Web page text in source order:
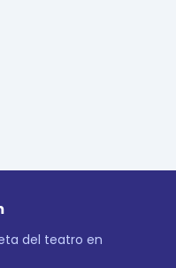
del teatro en